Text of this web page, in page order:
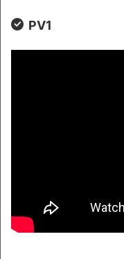
PV1